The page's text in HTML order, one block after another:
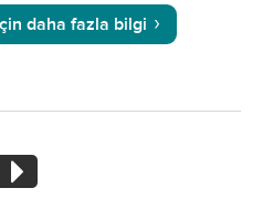
daha fazla bilgi